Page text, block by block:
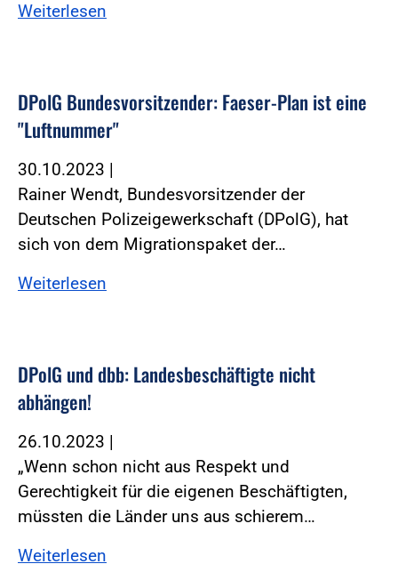
Weiterlesen
DPolG Bundesvorsitzender: Faeser-Plan ist eine
"Luftnummer"
30.10.2023 |
Rainer Wendt, Bundesvorsitzender der
Deutschen Polizeigewerkschaft (DPolG), hat
sich von dem Migrationspaket der…
Weiterlesen
DPolG und dbb: Landesbeschäftigte nicht
abhängen!
26.10.2023 |
„Wenn schon nicht aus Respekt und
Gerechtigkeit für die eigenen Beschäftigten,
müssten die Länder uns aus schierem…
Weiterlesen